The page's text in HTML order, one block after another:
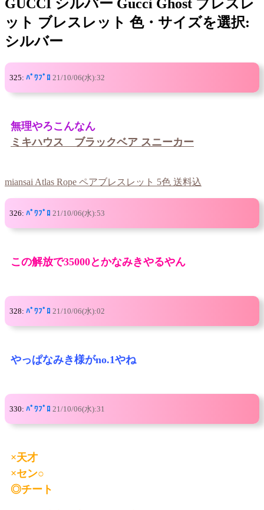
GUCCI シルバー Gucci Ghost ブレスレ
ット ブレスレット 色・サイズを選択:
シルバー
325: ﾊﾟﾜﾌﾟﾛ 21/10/06(水):32
無理やろこんなん
ミキハウス ブラックベア スニーカー
miansai Atlas Rope ペアブレスレット 5色 送料込
326: ﾊﾟﾜﾌﾟﾛ 21/10/06(水):53
この解放で35000とかなみきやるやん
328: ﾊﾟﾜﾌﾟﾛ 21/10/06(水):02
やっぱなみき様がno.1やね
330: ﾊﾟﾜﾌﾟﾛ 21/10/06(水):31
×天才
×セン○
◎チート